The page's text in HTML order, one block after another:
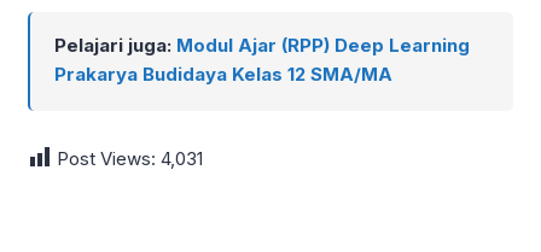
Pelajari juga: Modul Ajar (RPP) Deep Learning
Prakarya Budidaya Kelas 12 SMA/MA
Post Views: 4,031